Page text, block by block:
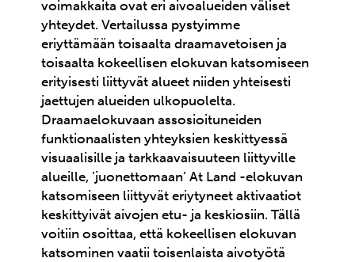
voimakkaita ovat eri aivoalueiden väliset
yhteydet. Vertailussa pystyimme
eriyttämään toisaalta draamavetoisen ja
toisaalta kokeellisen elokuvan katsomiseen
erityisesti liittyvät alueet niiden yhteisesti
jaettujen alueiden ulkopuolelta.
Draamaelokuvaan assosioituneiden
funktionaalisten yhteyksien keskittyessä
visuaalisille ja tarkkaavaisuuteen liittyville
alueille, ’juonettomaan’ At Land -elokuvan
katsomiseen liittyvät eriytyneet aktivaatiot
keskittyivät aivojen etu- ja keskiosiin. Tällä
voitiin osoittaa, että kokeellisen elokuvan
katsominen vaatii toisenlaista aivotyötä